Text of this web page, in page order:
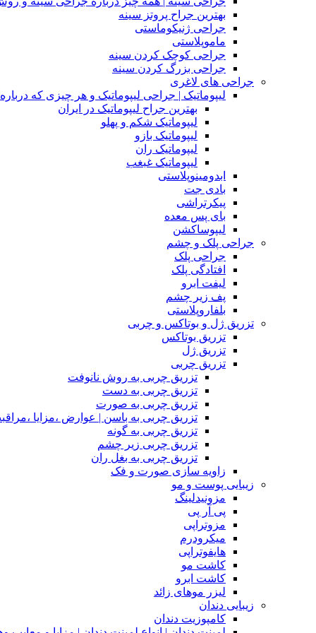
بهترین جراح پروتز سینه
جراحی ژنیکوماستی
ماموپلاستی
جراحی کوچک کردن سینه
جراحی بزرگ کردن سینه
جراحی های لاغری
لیپوماتیک | جراحی لیپوماتیک و هر چیزی که درباره
بهترین جراح لیپوماتیک در ایران
لیپوماتیک شکم و پهلو
لیپوماتیک بازو
لیپوماتیک ران
لیپوماتیک غبغب
ابدومینوپلاستی
بادی‌ جت
پیکرتراشی
بای پس معده
لیپوساکشن
جراحی پلک و چشم
جراحی پلک
افتادگی پلک
لیفت ابرو
پف زیر چشم
بلفاروپلاستی
تزریق ژل و بوتاکس و چربی
تزریق بوتاکس
تزریق ژل
تزریق چربی
تزریق چربی به روش نانوفت
تزریق چربی به دست
تزریق چربی به صورت
تزریق چربی به باسن | عوارض ،مزایا
تزریق چربی به گونه
تزریق چربی زیر چشم
تزریق چربی به بغل ران
زاویه سازی صورت و فک
زیبایی پوست و مو
مزونیدلینگ
پی آر پی
مزوتراپی
میکرودرم
هایفوتراپی
کاشت مو
کاشت ابرو
لیزر موهای زائد
زیبایی دندان
کامپوزیت دندان